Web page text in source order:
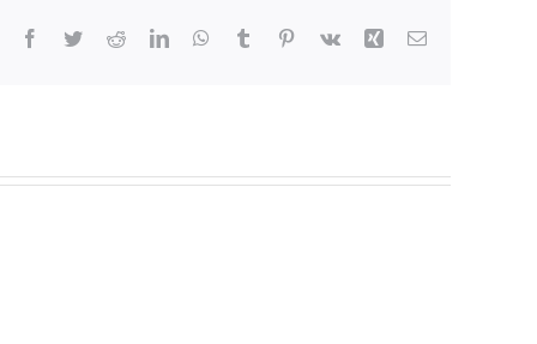
Facebook
TwitterRedditLinkedInWhatsApp
Tumblr Pinterest
Vk Xing Email